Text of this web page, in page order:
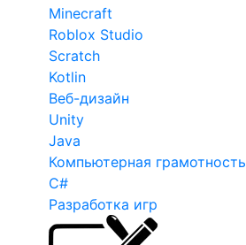
Minecraft
Roblox Studio
Scratch
Kotlin
Веб-дизайн
Unity
Java
Компьютерная грамотность
C#
Разработка игр